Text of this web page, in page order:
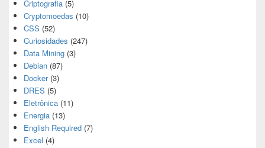
Criptografia (5)
Cryptomoedas (10)
CSS (52)
Curiosidades (247)
Data Mining (3)
Debian (87)
Docker(3)
DRES (5)
Eletrônica (11)
Energia (13)
English Required (7)
Excel (4)